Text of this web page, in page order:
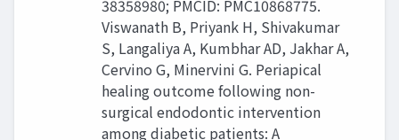
38358980; PMCID: PMC10868775.
Viswanath B, Priyank H, Shivakumar
S, Langaliya A, Kumbhar AD, Jakhar A,
Cervino G, Minervini G. Periapical
healing outcome following non-
surgical endodontic intervention
among diabetic patients: A